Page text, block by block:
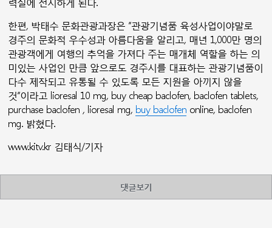
한편, 박태수 문화관광과장은 “관광기념품 육성사업이야말로
경주의 문화적 우수성과 아름다움을 알리고, 매년 1,000만 명의
관광객에게 여행의 추억을 가져다 주는 매개체 역할을 하는 의
미있는 사업인 만큼 앞으로도 경주시를 대표하는 관광기념품이
다수 제작되고 유통될 수 있도록 모든 지원을 아끼지 않을
것”이라고 lioresal 10 mg, buy cheap baclofen, baclofen tablets,
purchase baclofen , lioresal mg, buy baclofen online, baclofen
mg. 밝혔다.
www.kitv.kr 김태식/기자
댓글보기